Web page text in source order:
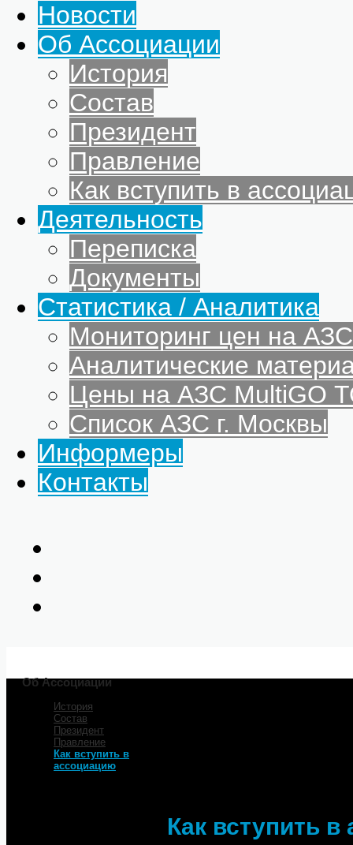
Новости
Об Ассоциации
История
Состав
Президент
Правление
Как вступить в
Деятельность
Переписка
Документы
Статистика / Аналитика
Мониторинг цен на
Аналитические
Цены на АЗС MultiGO
Список АЗС г. Москвы
Информеры
Контакты
Об Ассоциации
История
Состав
Президент
Правление
Как вступить в
ассоциацию
Как вступить